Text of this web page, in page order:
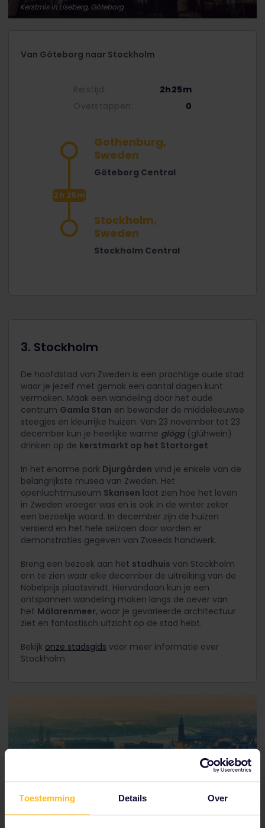
Toestemming Details Over
Kerstmis in Liseberg, Göteborg
Van Göteborg naar Stockholm
Reistijd:
2h25m
Overstappen:
0
Gothenburg,
Sweden
Göteborg Central
2h 25m
Stockholm,
Sweden
Stockholm Central
3. Stockholm
De hoofdstad van Zweden is een prachtige oude stad
waar je jezelf met gemak een aantal dagen kunt
vermaken. Maak een wandeling door het oude
centrum Gamla Stan en bewonder de middeleeuwse
steegjes en kleurrijke huizen. Van 23 november tot 23
december kun je heerlijke warme glögg(glühwein)
drinken op de kerstmarkt op het Stortorget.
In het enorme park Djurgården vind je enkele van de
belangrijkste musea van Zweden. Het
openluchtmuseum Skansen laat zien hoe het leven
in Zweden vroeger was en is ook in de winter zeker
een bezoekje waard. In december zijn de huizen
versierd en het hele seizoen door worden er
demonstraties gegeven van Zweeds handwerk.
Breng een bezoek aan het stadhuis van Stockholm
om te zien waar elke december de uitreiking van de
Nobelprijs plaatsvindt. Hiervandaan kun je een
ontspannen wandeling maken langs de oever van
het Mälarenmeer, waar je gevarieerde architectuur
ziet en fantastisch uitzicht op de stad hebt.
Bekijk onze stadsgids voor meer informatie over
Stockholm.